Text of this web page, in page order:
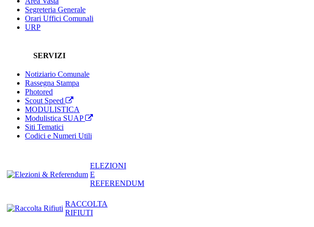
Segreteria Generale
Orari Uffici Comunali
URP
SERVIZI
Notiziario Comunale
Rassegna Stampa
Photored
Scout Speed
MODULISTICA
Modulistica SUAP
Siti Tematici
Codici e Numeri Utili
ELEZIONI
E
REFERENDUM
RACCOLTA
RIFIUTI